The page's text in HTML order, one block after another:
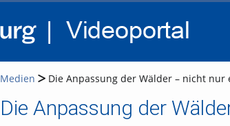
Medien Die Anpassung der Wälder – nicht nur
Die Anpassung der